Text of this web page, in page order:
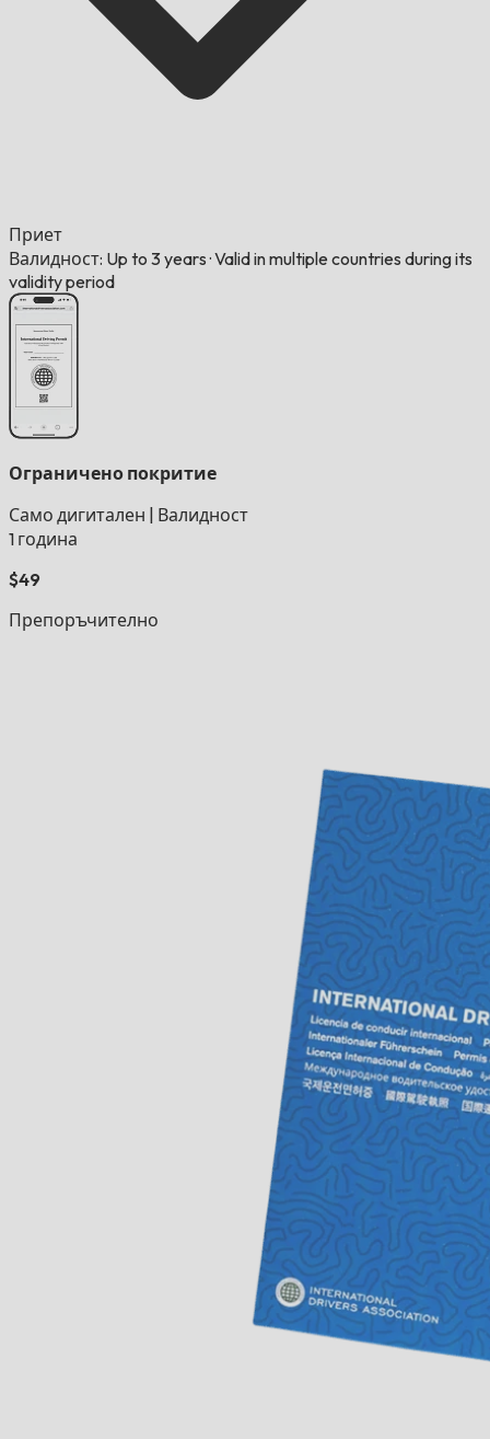
Приет
Валидност: Up to 3 years ·Valid in multiple countries during its
validity period
Ограничено покритие
Само дигитален
Валидност
1 година
$49
Препоръчително